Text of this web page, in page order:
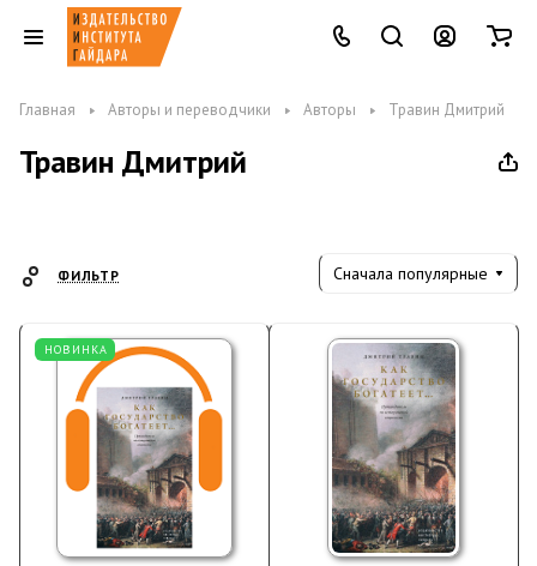
Главная Авторы и переводчики Авторы Травин Дмитрий
Травин Дмитрий
ФИЛЬТР Сначала популярные
НОВИНКА